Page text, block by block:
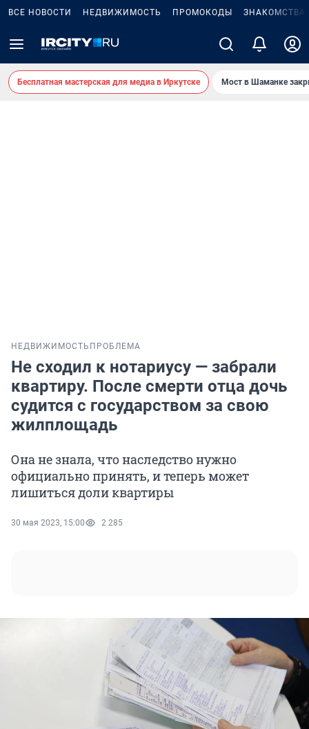
ВСЕ НОВОСТИ НЕДВИЖИМОСТЬ ПРОМОКОДЫ ЗНАКОМСТВА
Бесплатная мастерская для медиа в Иркутске Мост в Шаманке
НЕДВИЖИМОСТЬ ПРОБЛЕМА
Не сходил к нотариусу — забрали
квартиру. После смерти отца дочь
судится с государством за свою
жилплощадь
Она не знала, что наследство нужно
официально принять, и теперь может
лишиться доли квартиры
30 мая 2023, 15:00 2 285